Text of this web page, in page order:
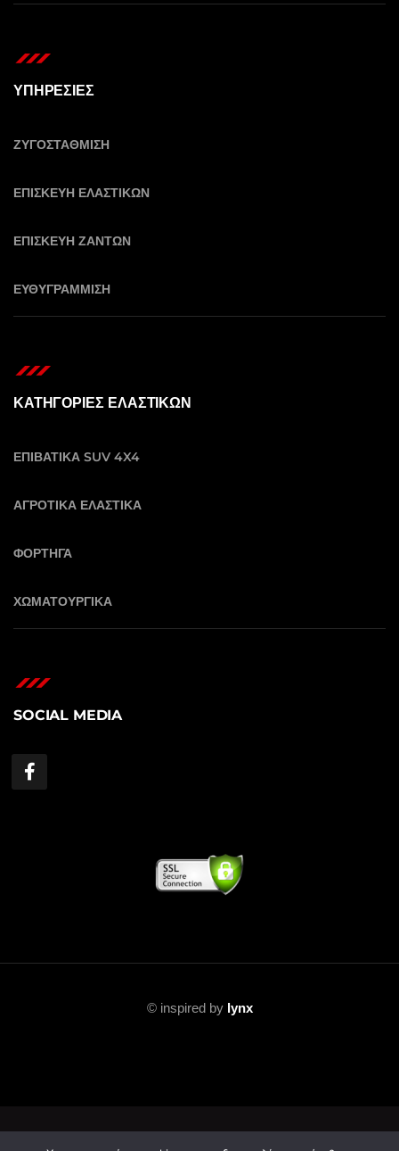
ΥΠΗΡΕΣΙΕΣ
ΖΥΓΟΣΤΑΘΜΙΣΗ
ΕΠΙΣΚΕΥΗ ΕΛΑΣΤΙΚΩΝ
ΕΠΙΣΚΕΥΗ ΖΑΝΤΩΝ
ΕΥΘΥΓΡΑΜΜΙΣΗ
ΚΑΤΗΓΟΡΙΕΣ ΕΛΑΣΤΙΚΩΝ
ΕΠΙΒΑΤΙΚΑ SUV 4X4
ΑΓΡΟΤΙΚΑ ΕΛΑΣΤΙΚΑ
ΦΟΡΤΗΓΑ
ΧΩΜΑΤΟΥΡΓΙΚΑ
SOCIAL MEDIA
© inspired by lynx